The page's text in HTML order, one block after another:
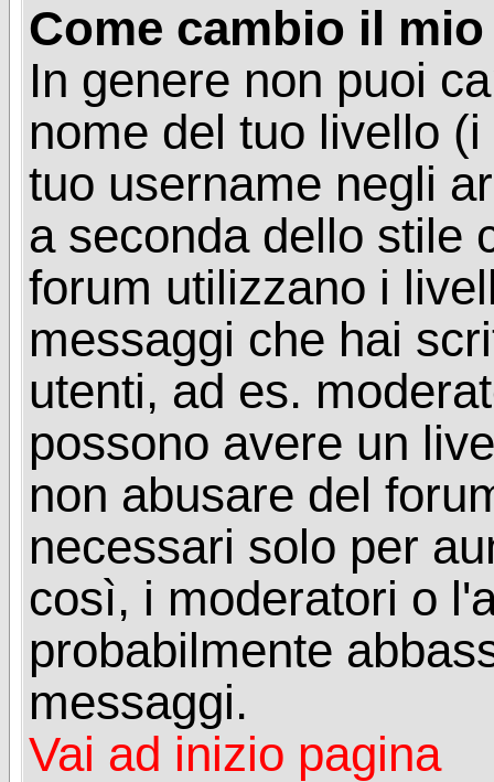
Come cambio il
In genere non puoi
nome del tuo livello
tuo username negli
a seconda dello stile
forum utilizzano i
messaggi che hai
utenti, ad es.
possono avere un
non abusare del
necessari solo per
così, i moderatori o
probabilmente
messaggi.
Vai ad inizio pagina